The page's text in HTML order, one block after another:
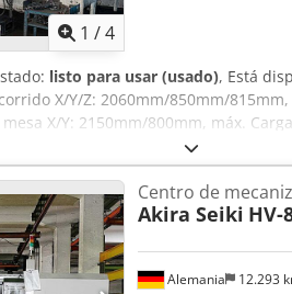
1 /4
listo para usar (usado), Está
X/Y/Z: 2060mm/850mm/
X/Y: 2150mm/800mm, máx.
rpm, portaherramientas: BT50,
0,015 mm, repetibilidad:
100 mm/200 mm, máx.
kg. Dimensiones de la máquina X/Y:
70. Documentación disponible. Es
Alemania 12.293
Centro de
Akira Seiki HV-